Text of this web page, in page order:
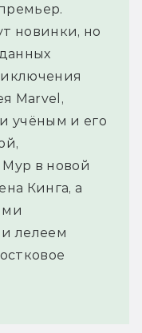
новинки, но
Marvel,
учёным и его
в новой
Кинга, а
лелеем